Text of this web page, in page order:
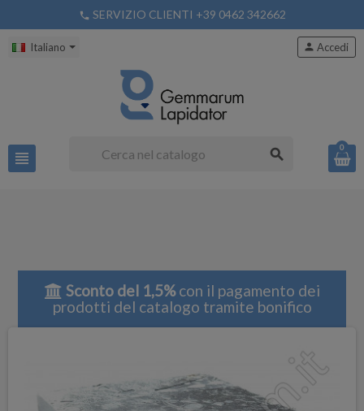
phone SERVIZIO CLIENTI +39 0462 342662
Italiano
view_headline search
person Accedi
0
Sconto del 1,5%con il pagamento dei
prodotti del catalogo tramite bonifico